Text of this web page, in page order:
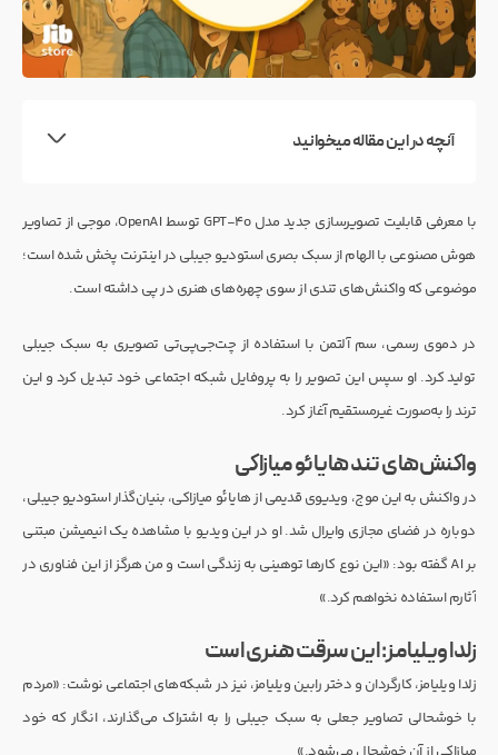
آنچه در این مقاله میخوانید
با معرفی قابلیت تصویرسازی جدید مدل GPT-4o توسط OpenAI، موجی از تصاویر
هوش مصنوعی با الهام از سبک بصری استودیو جیبلی در اینترنت پخش شده است؛
موضوعی که واکنش‌های تندی از سوی چهره‌های هنری در پی داشته است.
در دموی رسمی، سم آلتمن با استفاده از چت‌جی‌پی‌تی تصویری به سبک جیبلی
تولید کرد. او سپس این تصویر را به پروفایل شبکه اجتماعی خود تبدیل کرد و این
ترند را به‌صورت غیرمستقیم آغاز کرد.
واکنش‌های تند هایائو میازاکی
در واکنش به این موج، ویدیوی قدیمی از هایائو میازاکی، بنیان‌گذار استودیو جیبلی،
دوباره در فضای مجازی وایرال شد. او در این ویدیو با مشاهده یک انیمیشن مبتنی
بر AI گفته بود: «این نوع کارها توهینی به زندگی است و من هرگز از این فناوری در
آثارم استفاده نخواهم کرد.»
زلدا ویلیامز: این سرقت هنری است
زلدا ویلیامز، کارگردان و دختر رابین ویلیامز، نیز در شبکه‌های اجتماعی نوشت: «مردم
با خوشحالی تصاویر جعلی به سبک جیبلی را به اشتراک می‌گذارند، انگار که خود